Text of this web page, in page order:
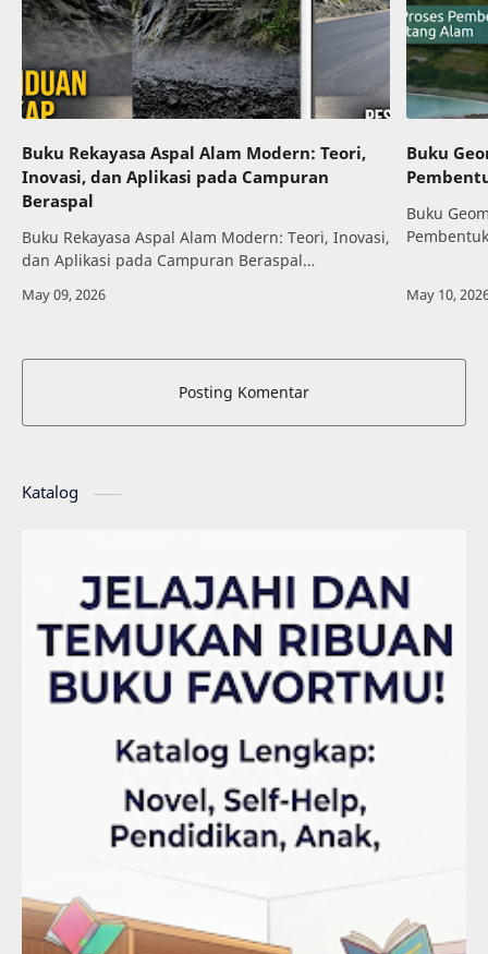
Buku Rekayasa Aspal Alam Modern: Teori,
Inovasi, dan Aplikasi pada Campuran
Beraspal
Buku Rekayasa Aspal Alam Modern: Teori, Inovasi,
dan Aplikasi pada Campuran Beraspal
teknik sipil, peneliti, konsultan, kontraktor, dan…
Buku
Buku
Posting Komentar
Katalog